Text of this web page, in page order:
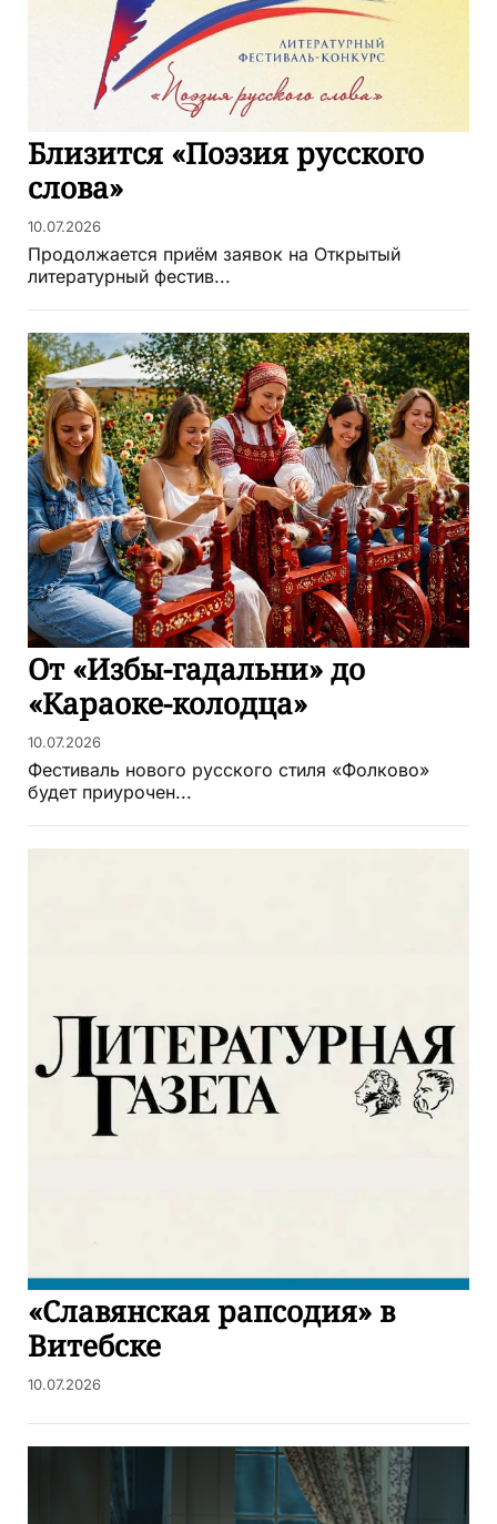
Близится «Поэзия русского
слова»
10.07.2026
Продолжается приём заявок на Открытый
литературный фестив...
От «Избы-гадальни» до
«Караоке-колодца»
10.07.2026
Фестиваль нового русского стиля «Фолково»
будет приурочен...
«Славянская рапсодия» в
Витебске
10.07.2026